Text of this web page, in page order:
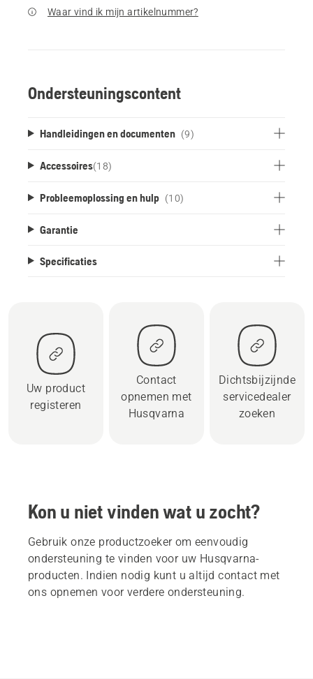
Waar vind ik mijn artikelnummer?
Ondersteuningscontent
Handleidingen en documenten (9)
Accessoires(18)
Probleemoplossing en hulp (10)
Garantie
Specificaties
Uw product
registeren
Contact
opnemen met
Husqvarna
Dichtsbijzijnde
servicedealer
zoeken
Kon u niet vinden wat u zocht?
Gebruik onze productzoeker om eenvoudig
ondersteuning te vinden voor uw Husqvarna-
producten. Indien nodig kunt u altijd contact met
ons opnemen voor verdere ondersteuning.